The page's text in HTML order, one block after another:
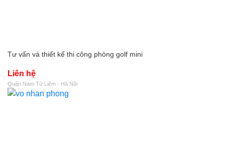
Tư vấn và thiết kế thi công phòng golf mini
Liên hệ
Quận Nam Từ Liêm - Hà Nội